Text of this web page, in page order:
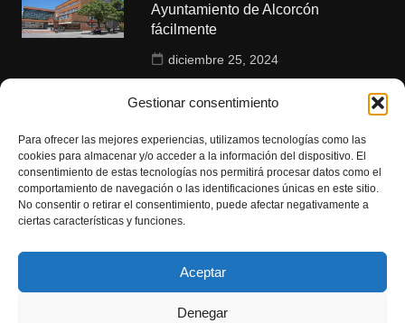
Gestionar consentimiento
Para ofrecer las mejores experiencias, utilizamos tecnologías como las
cookies para almacenar y/o acceder a la información del dispositivo. El
consentimiento de estas tecnologías nos permitirá procesar datos como el
comportamiento de navegación o las identificaciones únicas en este sitio.
No consentir o retirar el consentimiento, puede afectar negativamente a
ciertas características y funciones.
Aceptar
Denegar
Ayuntamiento de Alcorcón
fácilmente
diciembre 25, 2024
Polideportivos municipales de
Alcorcón: instalaciones y servicios
disponibles
enero 6, 2025
Citas para empadronamiento en
Alcorcón: guía completa y pasos a
seguir
diciembre 23, 2024